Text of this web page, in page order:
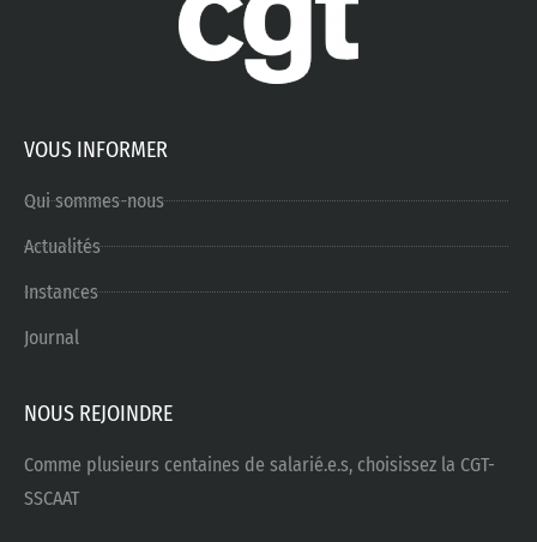
VOUS INFORMER
Qui sommes-nous
Actualités
Instances
Journal
NOUS REJOINDRE
Comme plusieurs centaines de salarié.e.s, choisissez la CGT-
SSCAAT